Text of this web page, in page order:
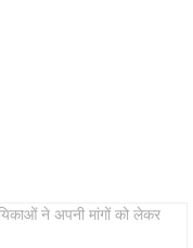
ने अपनी मांगों को लेकर